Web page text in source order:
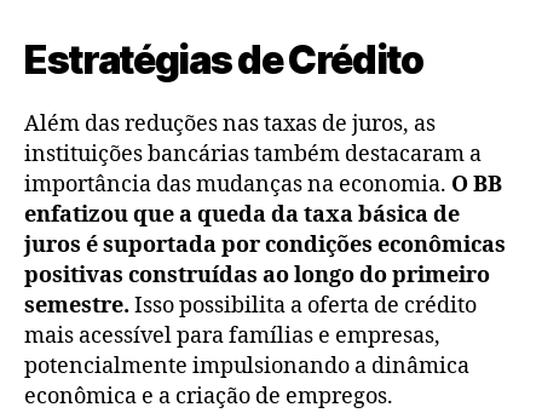
Estratégias de Crédito
Além das reduções nas taxas de juros, as
instituições bancárias também destacaram a
importância das mudanças na economia. O BB
enfatizou que a queda da taxa básica de
juros é suportada por condições econômicas
positivas construídas ao longo do primeiro
semestre. Isso possibilita a oferta de crédito
mais acessível para famílias e empresas,
potencialmente impulsionando a dinâmica
econômica e a criação de empregos.